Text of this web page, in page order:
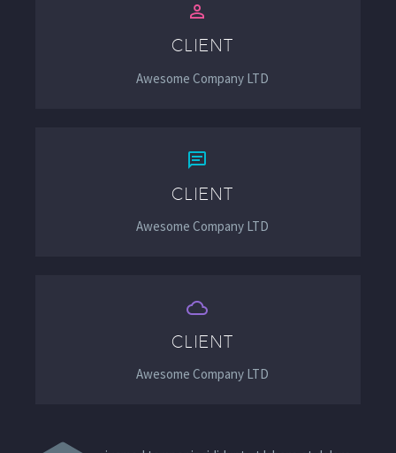


CLIENT
Awesome Company LTD


CLIENT
Awesome Company LTD


CLIENT
Awesome Company LTD